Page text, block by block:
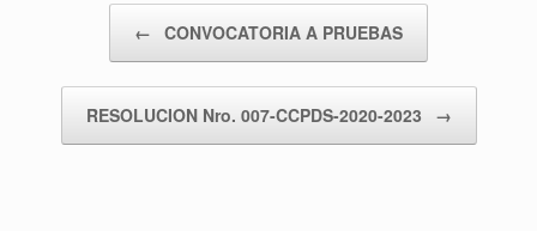
← CONVOCATORIA A PRUEBAS
RESOLUCION Nro. 007-CCPDS-2020-2023 →